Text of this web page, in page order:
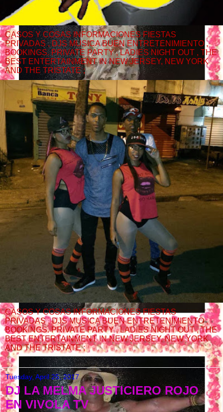
CASOS Y COSAS INFORMACIONES FIESTAS
PRIVADAS , DJS MUSICA BUEN ENTRETENIMIENTO ,
BOOKINGS. PRIVATE PARTY , LADIES NIGHT OUT , THE
BEST ENTERTAINMENT IN NEW JERSEY, NEW YORK
AND THE TRISTATE ;
CASOS Y COSAS INFORMACIONES FIESTAS
PRIVADAS , DJS MUSICA BUEN ENTRETENIMIENTO ,
BOOKINGS. PRIVATE PARTY , LADIES NIGHT OUT , THE
BEST ENTERTAINMENT IN NEW JERSEY, NEW YORK
AND THE TRISTATE ;
Tuesday, April 25, 2017
DJ LA MELMA JUSTICIERO ROJO
EN VIVOLA TV